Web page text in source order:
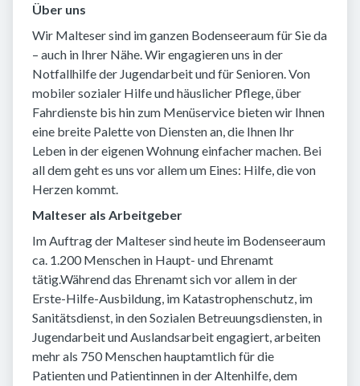
Über uns
Wir Malteser sind im ganzen Bodenseeraum für Sie da
– auch in Ihrer Nähe. Wir engagieren uns in der
Notfallhilfe der Jugendarbeit und für Senioren. Von
mobiler sozialer Hilfe und häuslicher Pflege, über
Fahrdienste bis hin zum Menüservice bieten wir Ihnen
eine breite Palette von Diensten an, die Ihnen Ihr
Leben in der eigenen Wohnung einfacher machen. Bei
all dem geht es uns vor allem um Eines: Hilfe, die von
Herzen kommt.
Malteser als Arbeitgeber
Im Auftrag der Malteser sind heute im Bodenseeraum
ca. 1.200 Menschen in Haupt- und Ehrenamt
tätig.Während das Ehrenamt sich vor allem in der
Erste-Hilfe-Ausbildung, im Katastrophenschutz, im
Sanitätsdienst, in den Sozialen Betreuungsdiensten, in
Jugendarbeit und Auslandsarbeit engagiert, arbeiten
mehr als 750 Menschen hauptamtlich für die
Patienten und Patientinnen in der Altenhilfe, dem